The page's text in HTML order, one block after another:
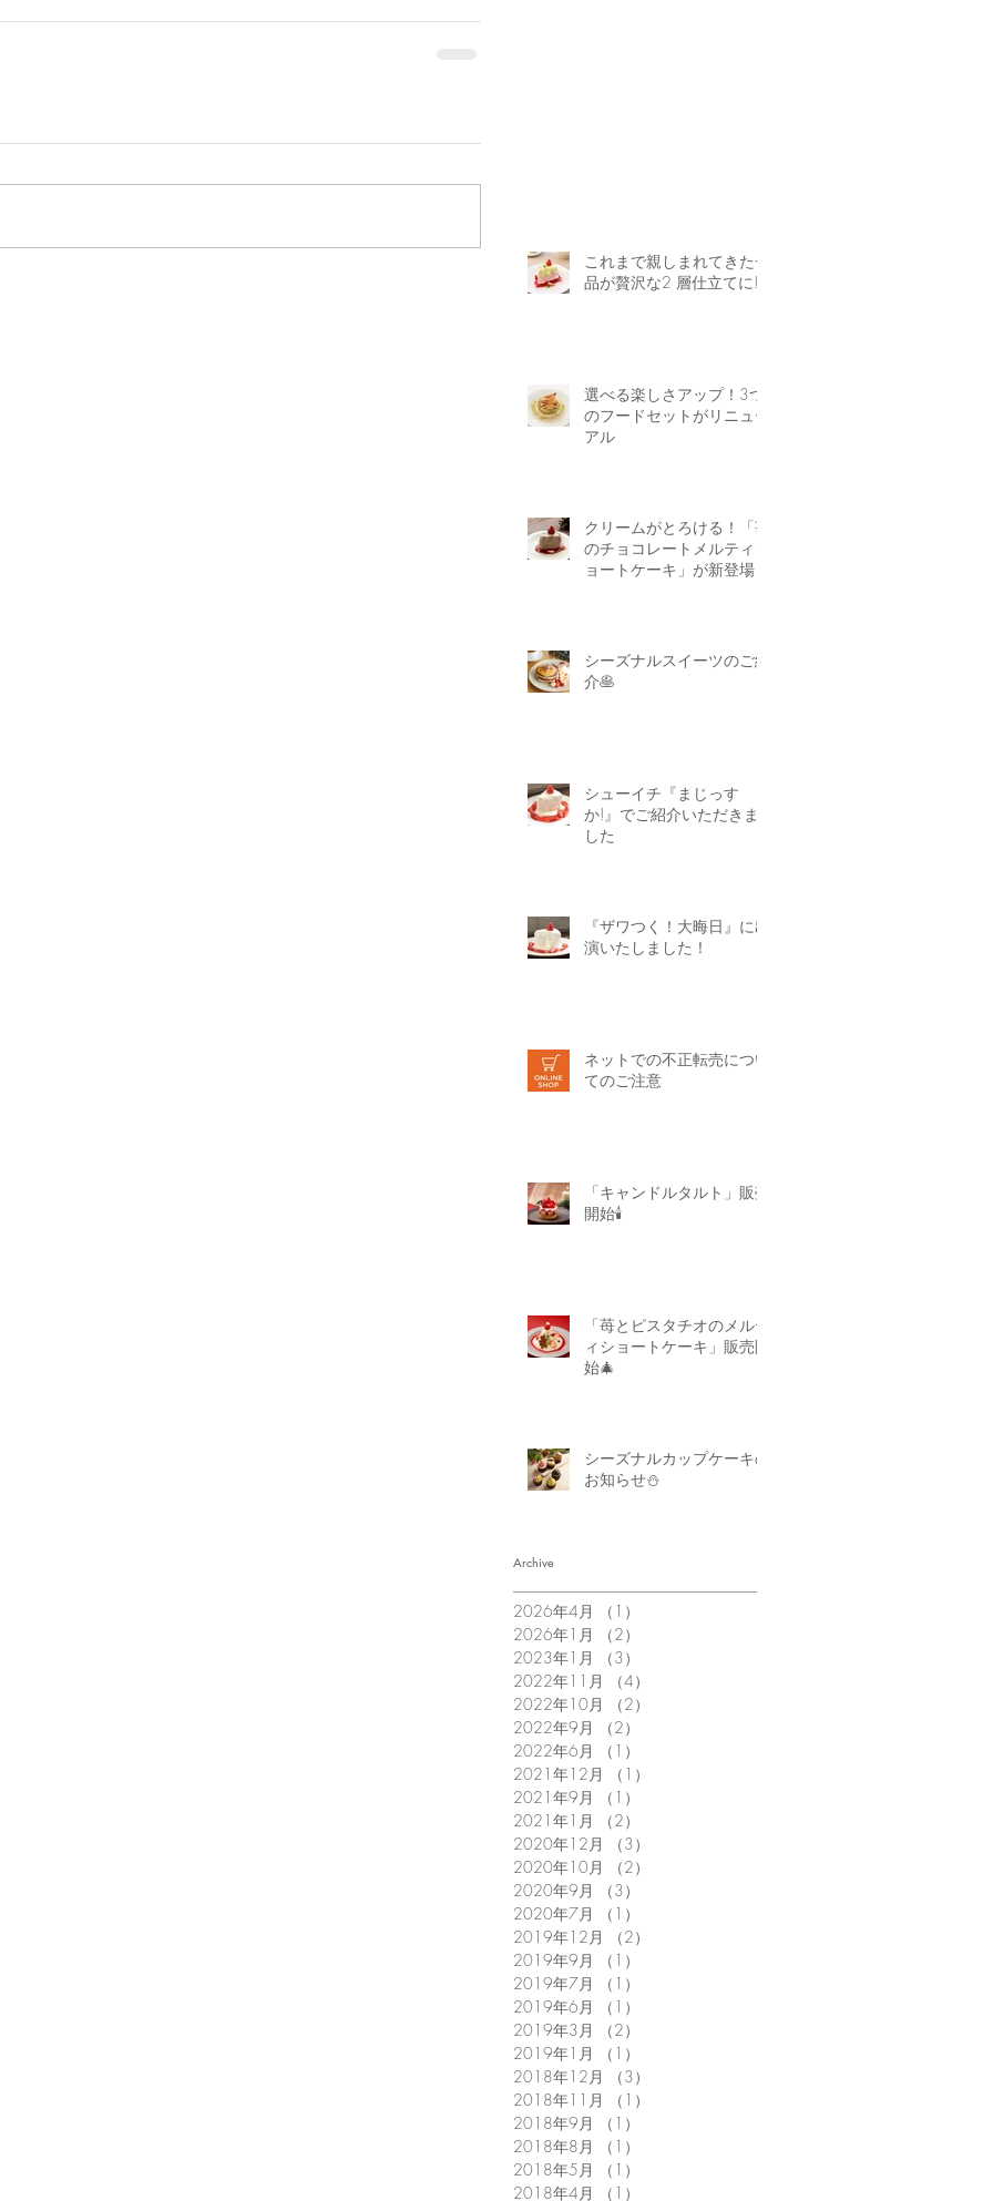
これまで親しまれてきた一
品が贅沢な2 層仕立てに!
選べる楽しさアップ！3つ
のフードセットがリニュー
アル
クリームがとろける！「苺
のチョコレートメルティシ
ョートケーキ」が新登場！
シーズナルスイーツのご紹
介🥞
シューイチ『まじっす
か!』でご紹介いただきま
した
『ザワつく！大晦日』に出
演いたしました！
ネットでの不正転売につい
てのご注意
「キャンドルタルト」販売
開始🕯
「苺とピスタチオのメルテ
ィショートケーキ」販売開
始🎄
シーズナルカップケーキの
お知らせ⛄
Archive
2026年4月 （1）
2026年1月
（2）
2023年1月
（3）
2022年11月
（4）
2022年10月
（2）
2022年9月
（2）
2022年6月
（1）
2021年12月
（1）
2021年9月
（1）
2021年1月
（2）
2020年12月
（3）
2020年10月
（2）
2020年9月
（3）
2020年7月
（1）
2019年12月
（2）
2019年9月
（1）
2019年7月
（1）
2019年6月
（1）
2019年3月
（2）
2019年1月
（1）
2018年12月
（3）
2018年11月
（1）
2018年9月
（1）
2018年8月
（1）
2018年5月
（1）
2018年4月
（1）